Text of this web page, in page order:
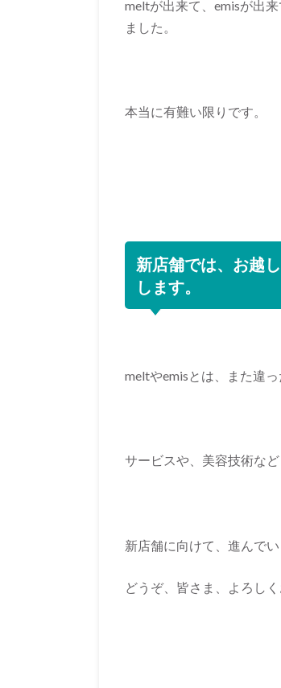
meltが出来て、emisが出
ました。
本当に有難い限りです。
新店舗では、お越
します。
meltやemisとは、また違
サービスや、美容技術な
新店舗に向けて、進んでい
どうぞ、皆さま、よろしく